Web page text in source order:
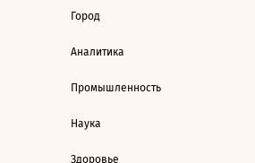
Город
Аналитика
Промышленность
Наука
Здоровье